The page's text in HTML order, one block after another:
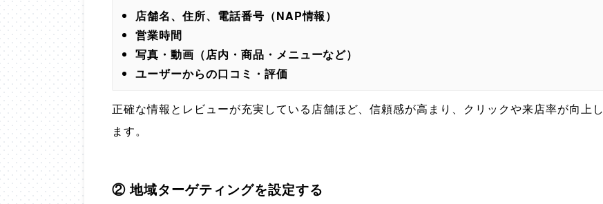
店舗名、住所、電話番号（NAP情報）
営業時間
写真・動画（店内・商品・メニューなど）
ユーザーからの口コミ・評価
正確な情報とレビューが充実している店舗ほど、信頼感が高まり、クリックや来店率が向上し
ます。
② 地域ターゲティングを設定する